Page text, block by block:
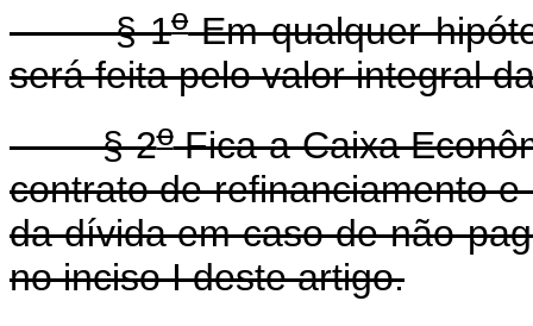
§ 1oEm qualquer
será feita pelo valor integral
§ 2oFica a Caixa
contrato de refinanciamento
da dívida em caso de não-
no inciso I deste artigo.